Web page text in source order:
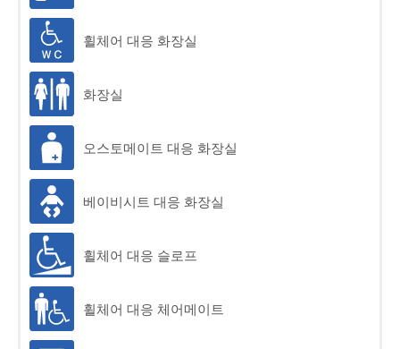
특별차 안내
승차권 안내
특별차량권(μticket)
표 구입 방법
IC카드 「manaca」
할인 승차권
Tap to Ride
관광
휠체어 대응 화장실
화장실
오스토메이트 대응 화장실
베이비시트 대응 화장실
휠체어 대응 슬로프
휠체어 대응 체어메이트